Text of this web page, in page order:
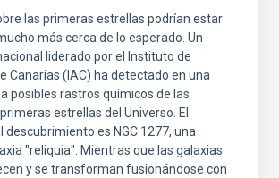
las primeras estrellas podrían estar
más cerca de lo esperado. Un
liderado por el Instituto de
Canarias (IAC) ha detectado en una
posibles rastros químicos de las
estrellas del Universo. El
descubrimiento es NGC 1277, una
"reliquia". Mientras que las galaxias
y se transforman fusionándose con